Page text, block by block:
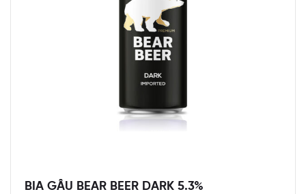
BIA GẤU BEAR BEER DARK 5.3%